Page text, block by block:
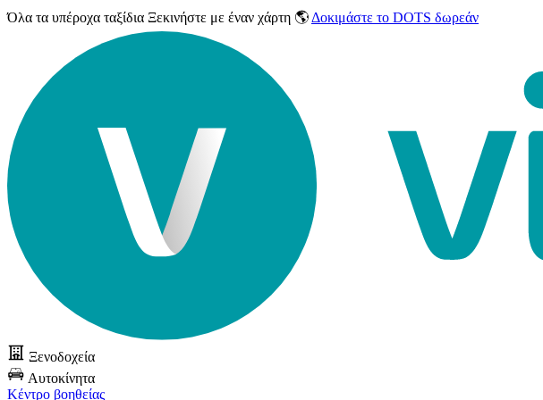
Όλα τα υπέροχα ταξίδια Ξεκινήστε με έναν χάρτη 🌎 Δοκιμάστε το DOTS δωρεάν
Ξενοδοχεία
Αυτοκίνητα
Κέντρο βοηθείας